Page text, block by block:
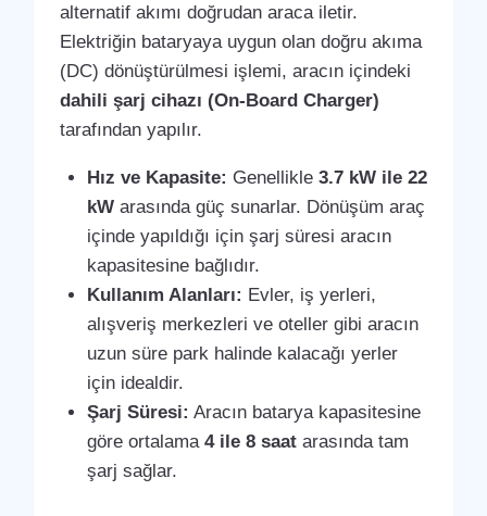
alternatif akımı doğrudan araca iletir.
Elektriğin bataryaya uygun olan doğru akıma
(DC) dönüştürülmesi işlemi, aracın içindeki
dahili şarj cihazı (On-Board Charger)
tarafından yapılır.
Hız ve Kapasite: Genellikle3.7 kW ile 22
kW arasında güç sunarlar. Dönüşüm araç
içinde yapıldığı için şarj süresi aracın
kapasitesine bağlıdır.
Kullanım Alanları: Evler, iş yerleri,
alışveriş merkezleri ve oteller gibi aracın
uzun süre park halinde kalacağı yerler
için idealdir.
Şarj Süresi: Aracın batarya kapasitesine
göre ortalama4 ile 8 saat arasında tam
şarj sağlar.